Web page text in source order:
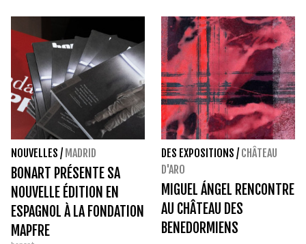
NOUVELLES / MADRID
BONART PRÉSENTE SA
NOUVELLE ÉDITION EN
ESPAGNOL À LA FONDATION
MAPFRE
DES EXPOSITIONS / CHÂTEAU
D'ARO
MIGUEL ÁNGEL RENCONTRE
AU CHÂTEAU DES
BENEDORMIENS